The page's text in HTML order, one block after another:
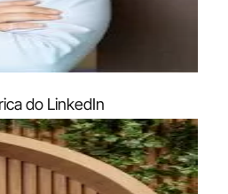
do LinkedIn